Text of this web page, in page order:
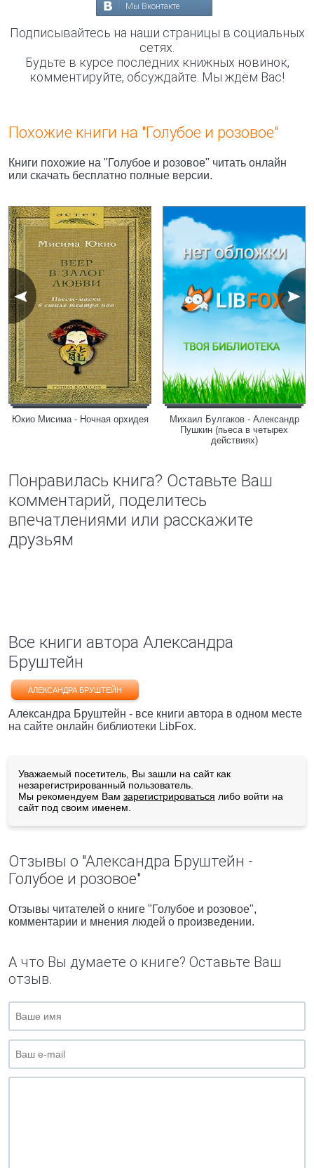
Мы Вконтакте
Подписывайтесь на наши страницы в социальных
сетях.
Будьте в курсе последних книжных новинок,
комментируйте, обсуждайте. Мы ждём Вас!
Похожие книги на "Голубое и розовое"
Книги похожие на "Голубое и розовое" читать онлайн
или скачать бесплатно полные версии.
Юкио Мисима - Ночная орхидея
Михаил Булгаков - Александр
Пушкин (пьеса в четырех
действиях)
Понравилась книга? Оставьте Ваш
комментарий, поделитесь
впечатлениями или расскажите
друзьям
Все книги автора Александра
Бруштейн
АЛЕКСАНДРА БРУШТЕЙН
Александра Бруштейн - все книги автора в одном месте
на сайте онлайн библиотеки LibFox.
Уважаемый посетитель, Вы зашли на сайт как
незарегистрированный пользователь.
Мы рекомендуем Вам зарегистрироваться либо войти на
сайт под своим именем.
Отзывы о "Александра Бруштейн -
Голубое и розовое"
Отзывы читателей о книге "Голубое и розовое",
комментарии и мнения людей о произведении.
А что Вы думаете о книге? Оставьте Ваш
отзыв.